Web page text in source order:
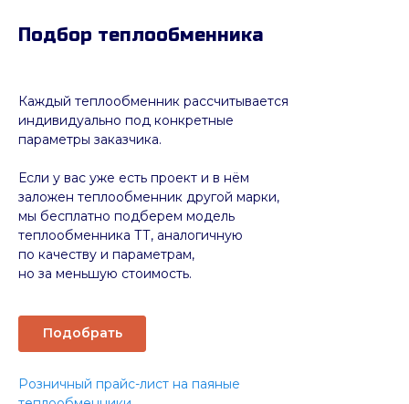
Подбор теплообменника
Подобрать
Каждый теплообменник рассчитывается
индивидуально под конкретные
параметры заказчика.
Если у вас уже есть проект и в нём
заложен теплообменник другой марки,
мы бесплатно подберем модель
теплообменника ТТ, аналогичную
по качеству и параметрам,
но за меньшую стоимость.
Розничный прайс-лист на паяные